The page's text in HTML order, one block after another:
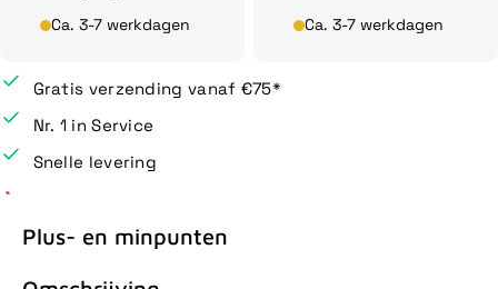
Ca. 3-7 werkdagen Ca. 3-7 werkdagen
Gratis verzending vanaf €75*
Nr. 1 in Service
Snelle levering
Plus- en minpunten